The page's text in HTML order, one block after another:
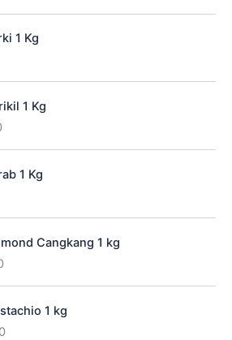
1 Kg
1 Kg
1 Kg
Cangkang 1 kg
1 kg